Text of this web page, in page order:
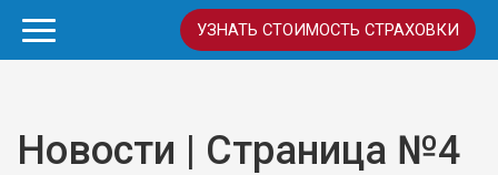
УЗНАТЬ СТОИМОСТЬ СТРАХОВКИ
Новости | Страница №4